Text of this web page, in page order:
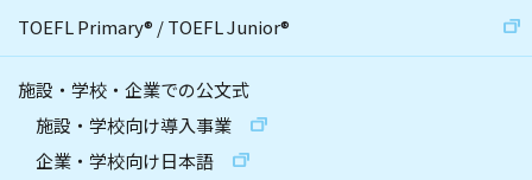
TOEFL Primary® /TOEFL Junior®
施設・学校・企業での公文式
施設・学校向け導入事業
企業・学校向け日本語